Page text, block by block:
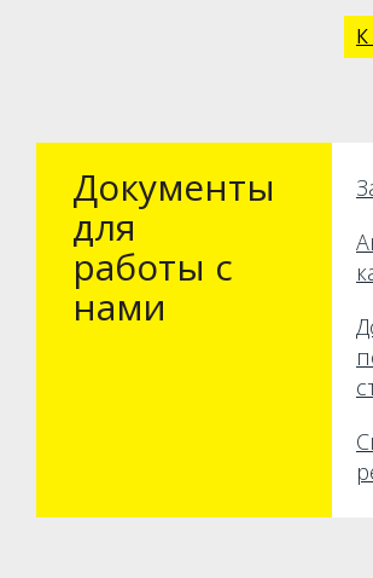
К
Документы
для
работы с
нами